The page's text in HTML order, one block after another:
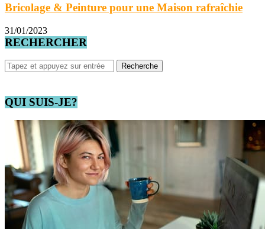
Bricolage & Peinture pour une Maison rafraîchie
31/01/2023
RECHERCHER
QUI SUIS-JE?